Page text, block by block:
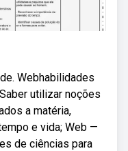
Webhabilidades
utilizar noções
a matéria,
e vida; Web —
de ciências para